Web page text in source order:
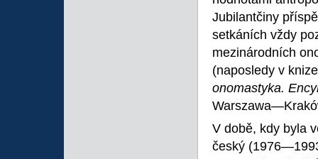
Jubilantčiny
setkáních vždy
mezinárodních
(naposledy v
onomastyka.
V době, kdy byla
český